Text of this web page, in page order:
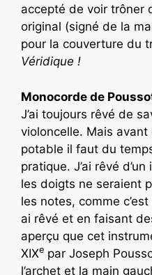
accepté de voir trôner
original (signé de la
pour la couverture du
Véridique !
Monocorde de
J’ai toujours rêvé de
violoncelle. Mais
potable il faut du
pratique. J’ai rêvé
les doigts ne seraient
les notes, comme
ai rêvé et en faisant
aperçu que cet
XIXe par Joseph
l’archet et la main